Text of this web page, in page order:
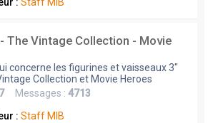
The Vintage Collection - Movie
concerne les figurines et vaisseaux 3"
Collection et Movie Heroes
Messages : 4713
: Staff MIB